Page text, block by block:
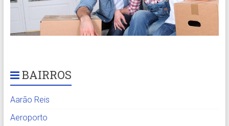
BAIRROS
Aarão Reis
Aeroporto